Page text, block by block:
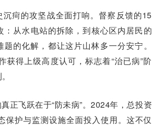
沉疴的攻坚战全面打响。督察反馈的15
：从水电站的拆除，到核心区内居民的
的化解，都让这片山林多一分安宁。
获得上级高度认可，标志着“治已病”阶
正飞跃在于“防未病”。2024年，总投资
保护与监测设施全面投入使用。这不仅